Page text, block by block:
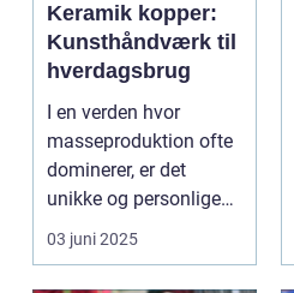
Keramik kopper:
Kunsthåndværk til
hverdagsbrug
I en verden hvor
masseproduktion ofte
dominerer, er det
unikke og personlige
håndværk so...
03 juni 2025